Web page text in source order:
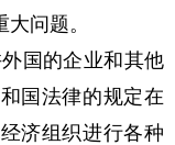
大问题。
国的企业和其他
国法律的规定在
济组织进行各种